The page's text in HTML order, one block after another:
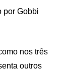
por Gobbi
nos três
outros